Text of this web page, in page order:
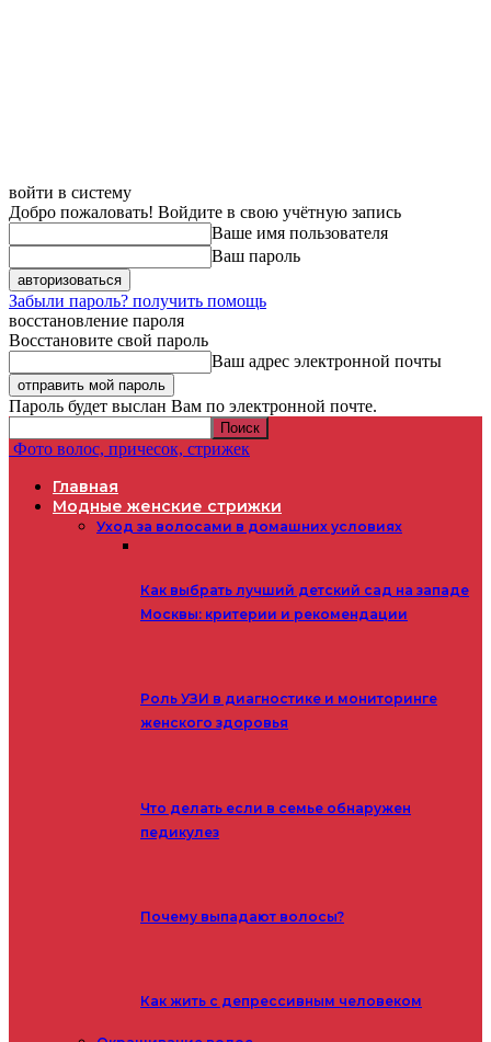
войти в систему
Добро пожаловать! Войдите в свою учётную запись
Ваше имя пользователя
Ваш пароль
Забыли пароль? получить помощь
восстановление пароля
Восстановите свой пароль
Ваш адрес электронной почты
Пароль будет выслан Вам по электронной почте.
Фото волос, причесок, стрижек
Главная
Модные женские стрижки
Уход за волосами в домашних условиях
Как выбрать лучший детский сад на западе
Москвы: критерии и рекомендации
Роль УЗИ в диагностике и мониторинге
женского здоровья
Что делать если в семье обнаружен
педикулез
Почему выпадают волосы?
Как жить с депрессивным человеком